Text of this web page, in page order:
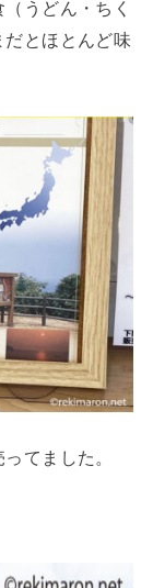
うどん・ちく
とほとんど味
てました。